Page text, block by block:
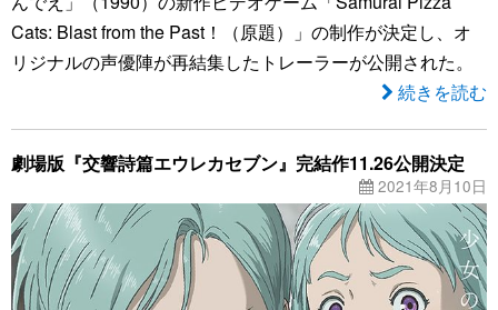
Cats: Blast from the Past！（原題）」の制作が決定し、オ
リジナルの声優陣が再結集したトレーラーが公開された。
続きを読む
劇場版『交響詩篇エウレカセブン』完結作11.26公開決定
2021年8月10日